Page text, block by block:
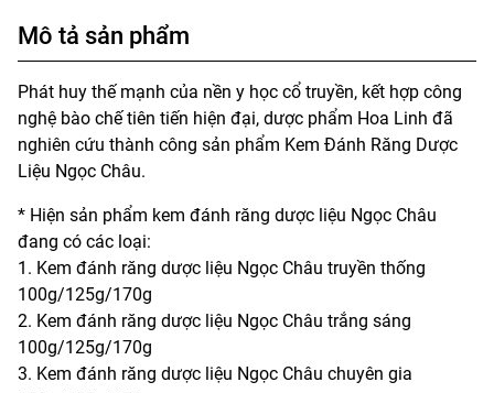
Mô tả sản phẩm
Phát huy thế mạnh của nền y học cổ truyền, kết hợp công
nghệ bào chế tiên tiến hiện đại, dược phẩm Hoa Linh đã
nghiên cứu thành công sản phẩm Kem Đánh Răng Dược
Liệu Ngọc Châu.
* Hiện sản phẩm kem đánh răng dược liệu Ngọc Châu
đang có các loại:
1. Kem đánh răng dược liệu Ngọc Châu truyền thống
100g/125g/170g
2. Kem đánh răng dược liệu Ngọc Châu trắng sáng
100g/125g/170g
3. Kem đánh răng dược liệu Ngọc Châu chuyên gia